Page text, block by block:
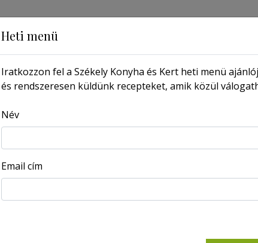
Heti menü
Iratkozzon fel a Székely Konyha és Kert heti menü
és rendszeresen küldünk recepteket, amik közül
Név
Email cím